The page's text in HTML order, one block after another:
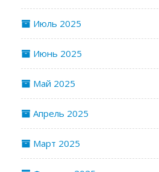
Июль 2025
Июнь 2025
Май 2025
Апрель 2025
Март 2025